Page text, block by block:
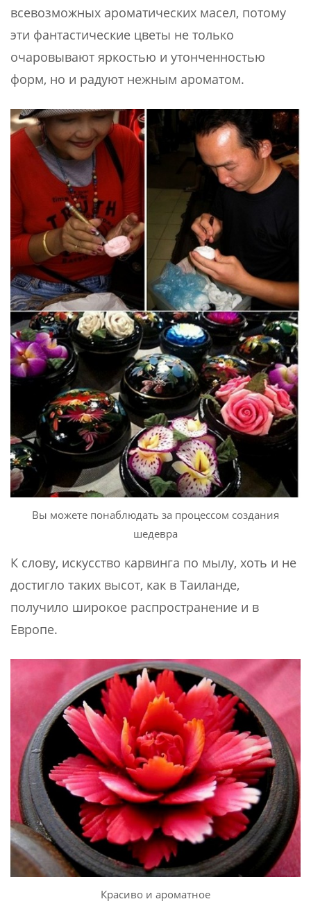
всевозможных ароматических масел, потому
эти фантастические цветы не только
очаровывают яркостью и утонченностью
форм, но и радуют нежным ароматом.
Вы можете понаблюдать за процессом создания
шедевра
К слову, искусство карвинга по мылу, хоть и не
достигло таких высот, как в Таиланде,
получило широкое распространение и в
Европе.
Красиво и ароматное